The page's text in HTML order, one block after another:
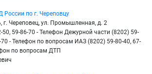
по г. Череповцу
г. Череповец, ул. Промышленная, д. 2
50, 59-86-70 - Телефон Дежурной части (8202) 59-
70 - Телефон по вопросам ИАЗ (8202) 59-80-40, 67-
по вопросам ДТП